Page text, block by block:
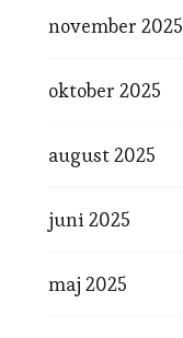
november 2025
oktober 2025
august 2025
juni 2025
maj 2025